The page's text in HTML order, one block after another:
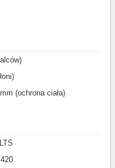
(ochrona ciała)